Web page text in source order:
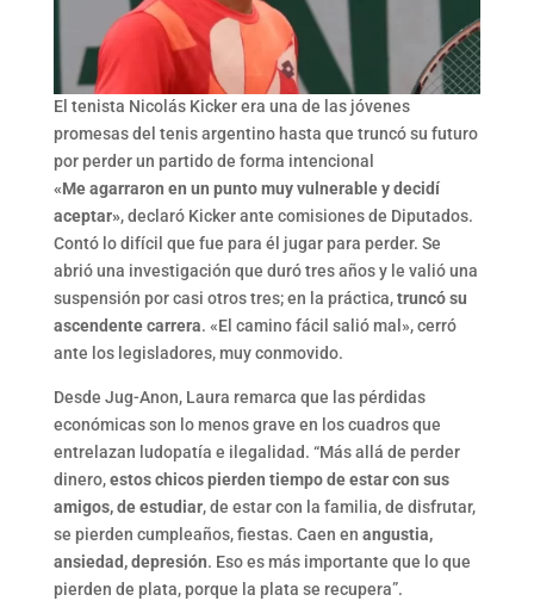
El tenista Nicolás Kicker era una de las jóvenes
promesas del tenis argentino hasta que truncó su futuro
por perder un partido de forma intencional
«Me agarraron en un punto muy vulnerable y decidí
aceptar», declaró Kicker ante comisiones de Diputados.
Contó lo difícil que fue para él jugar para perder. Se
abrió una investigación que duró tres años y le valió una
suspensión por casi otros tres; en la práctica,truncó su
ascendente carrera. «El camino fácil salió mal», cerró
ante los legisladores, muy conmovido.
Desde Jug-Anon, Laura remarca que las pérdidas
económicas son lo menos grave en los cuadros que
entrelazan ludopatía e ilegalidad. “Más allá de perder
dinero,estos chicos pierden tiempo de estar con sus
amigos, de estudiar, de estar con la familia, de disfrutar,
se pierden cumpleaños, fiestas. Caen en angustia,
ansiedad, depresión. Eso es más importante que lo que
pierden de plata, porque la plata se recupera”.